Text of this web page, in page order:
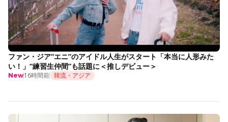
ファン・ジア“エニ”のアイドル人生がスタート「本当に人形みた
い！」“練習生仲間”も話題に＜推しデビュー＞
New16時間前 韓流・アジア